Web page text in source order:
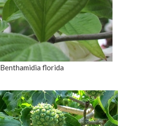
Benthamidia florida